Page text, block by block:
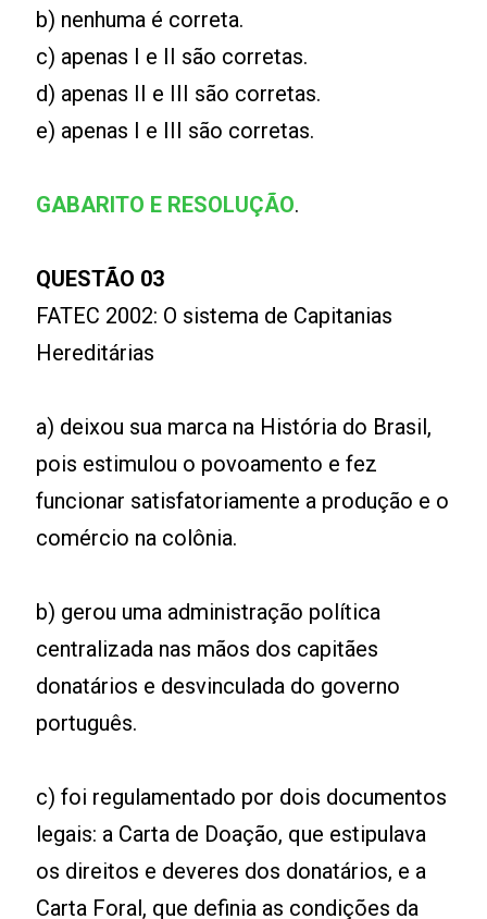
b) nenhuma é correta.
c) apenas I e II são corretas.
d) apenas II e III são corretas.
e) apenas I e III são corretas.
GABARITO E RESOLUÇÃO.
QUESTÃO 03
FATEC 2002: O sistema de Capitanias
Hereditárias
a) deixou sua marca na História do Brasil,
pois estimulou o povoamento e fez
funcionar satisfatoriamente a produção e o
comércio na colônia.
b) gerou uma administração política
centralizada nas mãos dos capitães
donatários e desvinculada do governo
português.
c) foi regulamentado por dois documentos
legais: a Carta de Doação, que estipulava
os direitos e deveres dos donatários, e a
Carta Foral, que definia as condições da